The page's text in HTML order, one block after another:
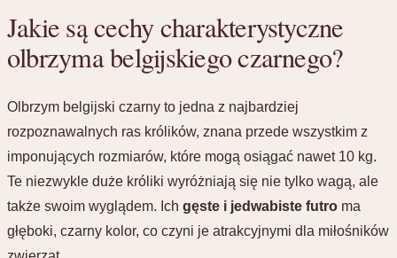
Jakie są cechy charakterystyczne
olbrzyma belgijskiego czarnego?
Olbrzym belgijski czarny to jedna z najbardziej
rozpoznawalnych ras królików, znana przede wszystkim z
imponujących rozmiarów, które mogą osiągać nawet 10 kg.
Te niezwykle duże króliki wyróżniają się nie tylko wagą, ale
także swoim wyglądem. Ich gęste i jedwabiste futro ma
głęboki, czarny kolor, co czyni je atrakcyjnymi dla miłośników